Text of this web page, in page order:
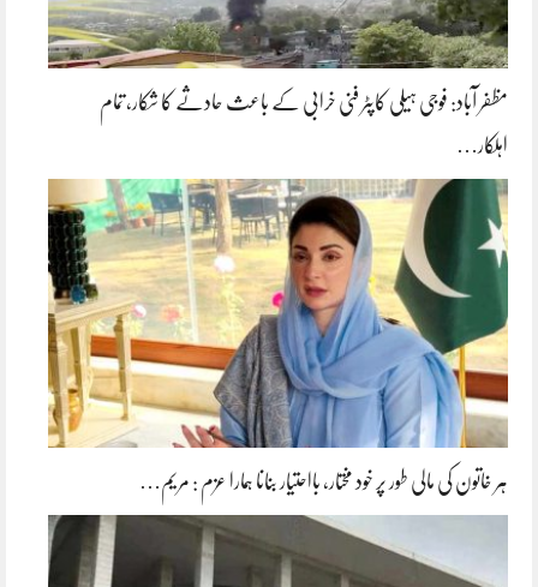
مظفر آباد: فوجی ہیلی کاپٹر فنی خرابی کے باعث حادثے کا شکار، تمام
اہلکار…
ہر خاتون کی مالی طور پر خود مختار، بااحتیار بنانا ہمارا عزم : مریم…